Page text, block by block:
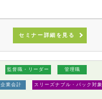
セミナー詳細を見る
監督職・リーダー 管理職
企業会計 スリーズナブル・パック対象